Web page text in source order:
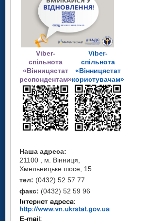
Viber-
спільнота
«Вінницястат
респондентам»
Viber-
спільнота
«Вінницястат
користувачам»
Наша адреса:
21100 , м. Вінниця,
Хмельницьке шосе, 15
тел: (0432) 52 57 77
факс: (0432) 52 59 96